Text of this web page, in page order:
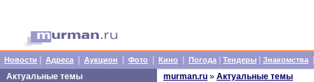
Новости Адреса Аукцион Фото Кино Погода Тендеры Знакомства
Актуальные темы
murman.ru » Актуальные темы